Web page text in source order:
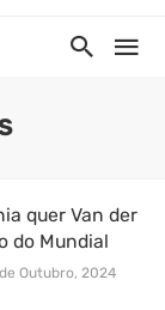
quer Van der
do Mundial
Outubro, 2024